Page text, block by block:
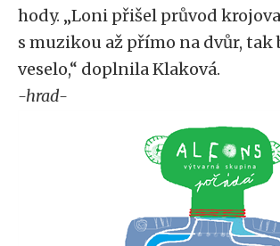
hody. „Loni přišel průvod
s muzikou až přímo na dvůr, tak
veselo,“ doplnila Klaková.
-hrad-